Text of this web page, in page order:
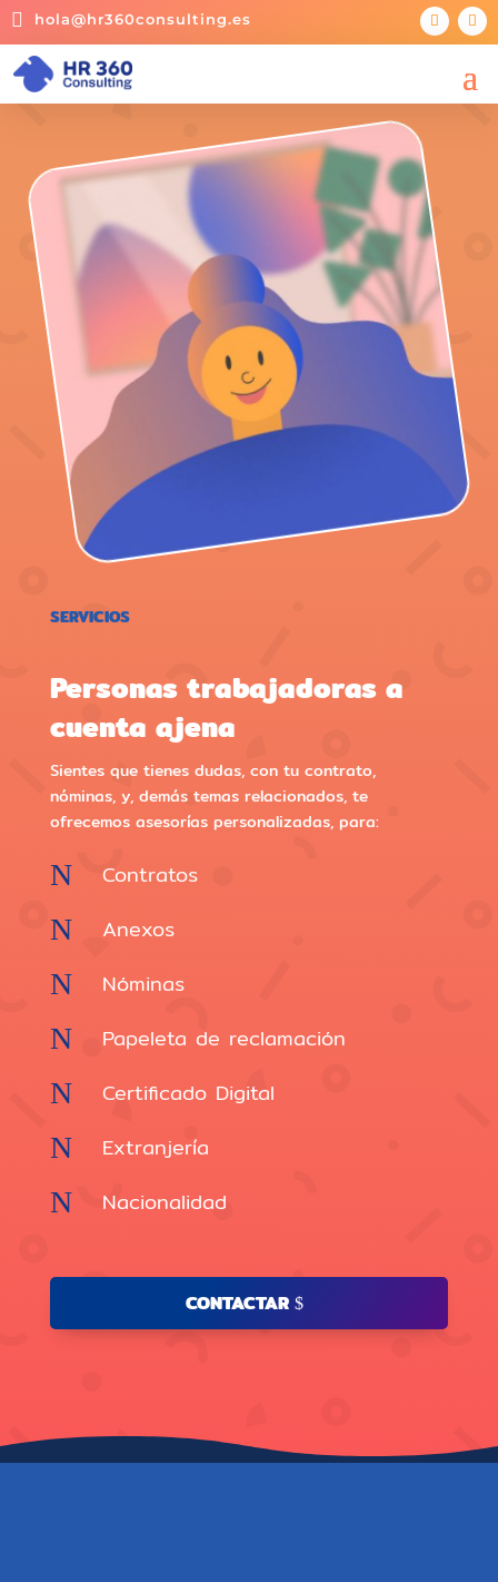
 hola@hr360consulting.es
SERVICIOS
Personas trabajadoras a
cuenta ajena
Sientes que tienes dudas, con tu contrato,
nóminas, y, demás temas relacionados, te
ofrecemos asesorías personalizadas, para:
N Contratos
N Anexos
N Nóminas
N Papeleta de reclamación
N Certificado Digital
N Extranjería
N Nacionalidad
CONTACTAR